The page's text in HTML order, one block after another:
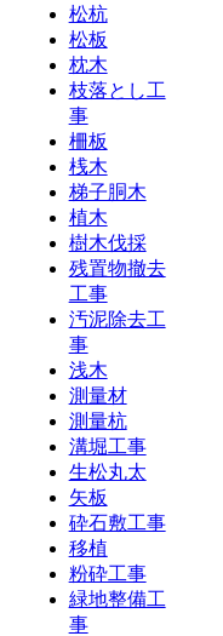
松杭
松板
枕木
枝落とし工
事
柵板
桟木
梯子胴木
植木
樹木伐採
残置物撤去
工事
汚泥除去工
事
浅木
測量材
測量杭
溝堀工事
生松丸太
矢板
砕石敷工事
移植
粉砕工事
緑地整備工
事